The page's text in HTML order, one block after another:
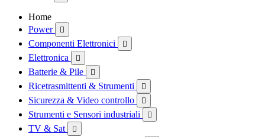
Home
Power

Componenti Elettronici 
Elettronica 
Batterie & Pile 
Ricetrasmittenti & Strumenti 
Sicurezza & Video controllo 
Strumenti e Sensori industriali 
TV & Sat 